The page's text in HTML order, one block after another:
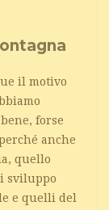
il motivo
forse
anche
quello
sviluppo
e quelli del